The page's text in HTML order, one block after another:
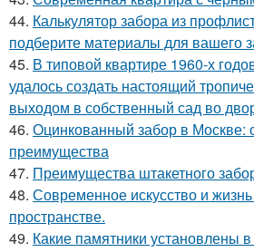
44. Калькулятор забора из
подберите материалы для вашего
45. В типовой квартире 1960-х
удалось создать настоящий
выходом в собственный сад во
46. Оцинкованный забор в Москве:
преимущества
47. Преимущества штакетного
48. Современное искусство и
пространстве.
49. Какие памятники установлены